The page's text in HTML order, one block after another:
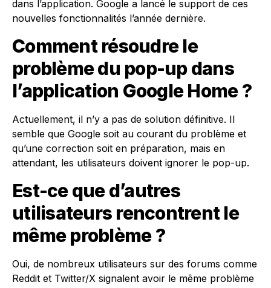
dans l’application. Google a lancé le support de ces
nouvelles fonctionnalités l’année dernière.
Comment résoudre le
problème du pop-up dans
l’application Google Home ?
Actuellement, il n’y a pas de solution définitive. Il
semble que Google soit au courant du problème et
qu’une correction soit en préparation, mais en
attendant, les utilisateurs doivent ignorer le pop-up.
Est-ce que d’autres
utilisateurs rencontrent le
même problème ?
Oui, de nombreux utilisateurs sur des forums comme
Reddit et Twitter/X signalent avoir le même problème